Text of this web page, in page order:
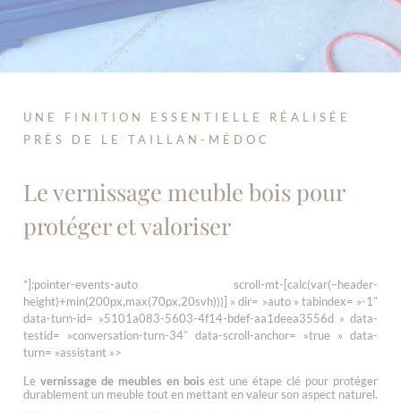
UNE FINITION ESSENTIELLE RÉALISÉE
PRÈS DE LE TAILLAN-MÉDOC
Le vernissage meuble bois pour
protéger et valoriser
*]:pointer-events-auto scroll-mt-[calc(var(–header-
height)+min(200px,max(70px,20svh)))] » dir= »auto » tabindex= »-1″
data-turn-id= »5101a083-5603-4f14-bdef-aa1deea3556d » data-
testid= »conversation-turn-34″ data-scroll-anchor= »true » data-
turn= »assistant »>
Le vernissage de meubles en bois est une étape clé pour protéger
durablement un meuble tout en mettant en valeur son aspect naturel.